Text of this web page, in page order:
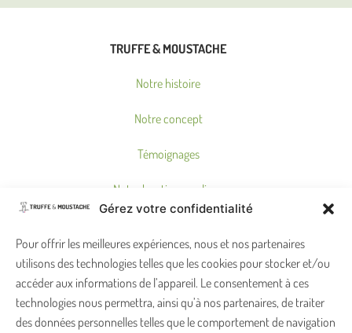
Gérez votre confidentialité
Pour offrir les meilleures expériences, nous et nos partenaires
utilisons des technologies telles que les cookies pour stocker et/ou
accéder aux informations de l’appareil. Le consentement à ces
technologies nous permettra, ainsi qu’à nos partenaires, de traiter
des données personnelles telles que le comportement de navigation
TRUFFE & MOUSTACHE
Notre histoire
Notre concept
Témoignages
Notre boutique en ligne
ON PENSE À VOUS !
Garantie satisfait ou remboursé